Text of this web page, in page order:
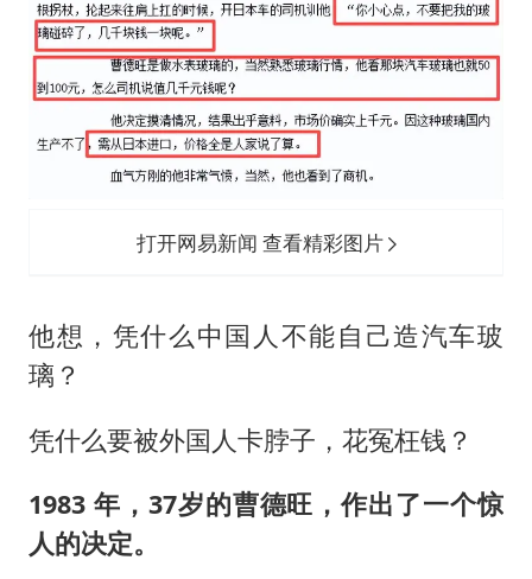
打开网易新闻 查看精彩图片
他想，凭什么中国人不能自己造汽车玻
璃？
凭什么要被外国人卡脖子，花冤枉钱？
1983 年，37岁的曹德旺，作出了一个惊
人的决定。